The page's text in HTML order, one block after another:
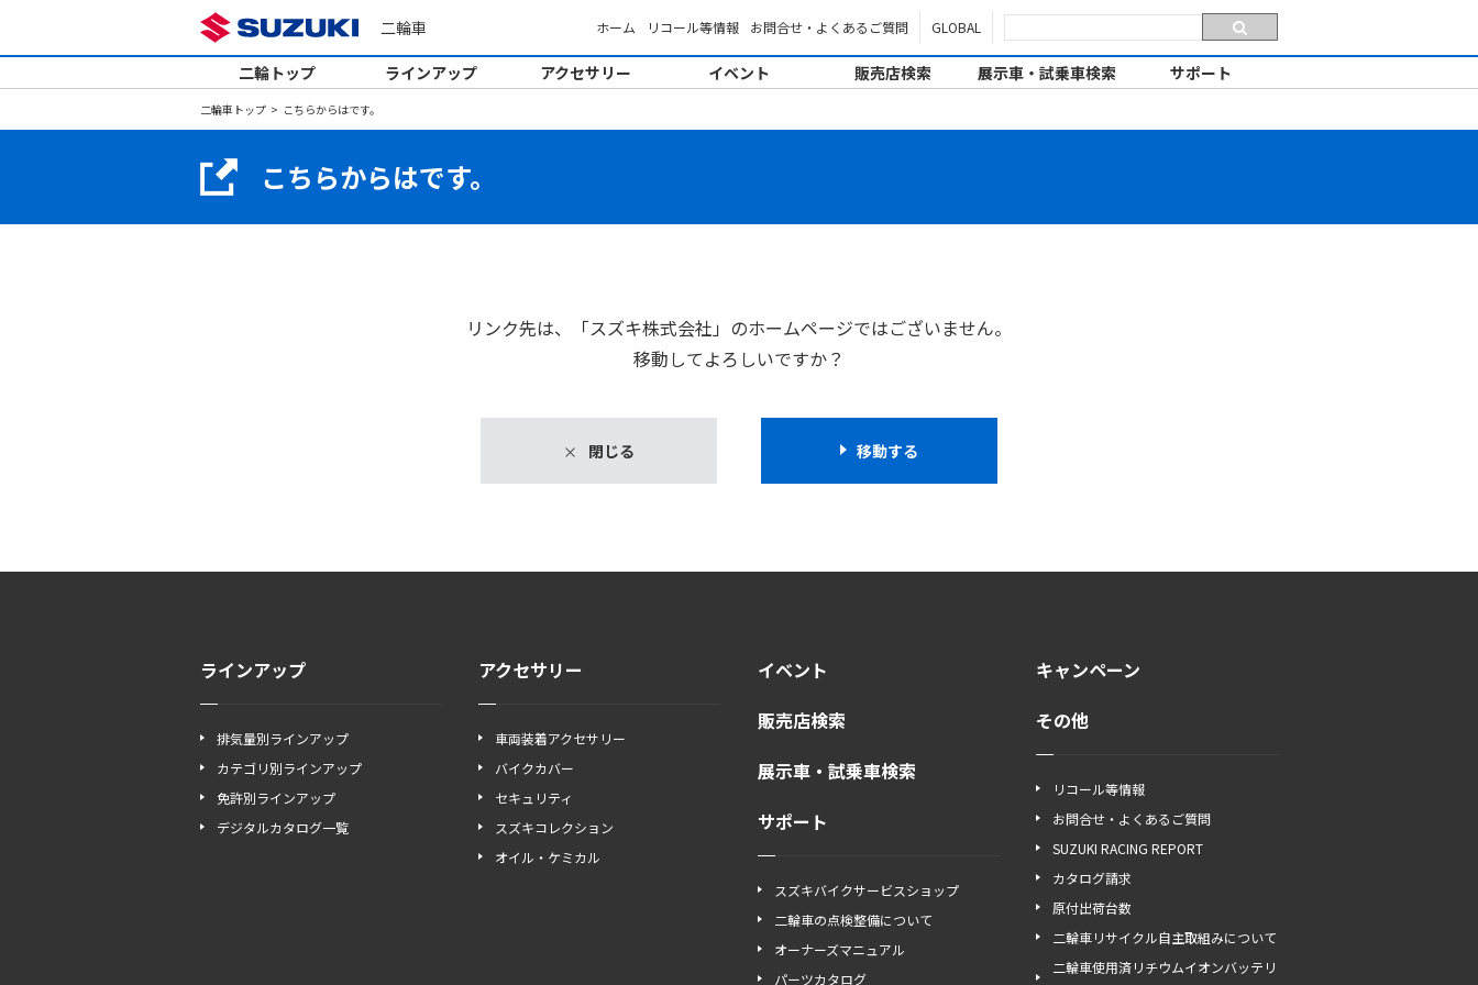
二輪車 ホーム リコール等情報 お問合せ・よくあるご質問 GLOBAL
二輪トップ ラインアップ アクセサリー イベント 販売店検索 展示車・試乗車検索 サポート
二輪車トップ こちらからはです。
こちらからはです。
リンク先は、「スズキ株式会社」のホームページではございません。
移動してよろしいですか？
閉じる 移動する
ラインアップ
排気量別ラインアップ
カテゴリ別ラインアップ
免許別ラインアップ
デジタルカタログ一覧
アクセサリー
車両装着アクセサリー
バイクカバー
セキュリティ
スズキコレクション
オイル・ケミカル
イベント
販売店検索
展示車・試乗車検索
サポート
スズキバイクサービスショップ
二輪車の点検整備について
オーナーズマニュアル
パーツカタログ
キャンペーン
その他
リコール等情報
お問合せ・よくあるご質問
SUZUKI RACING REPORT
カタログ請求
原付出荷台数
二輪車リサイクル自主取組みについて
二輪車使用済リチウムイオンバッテリ